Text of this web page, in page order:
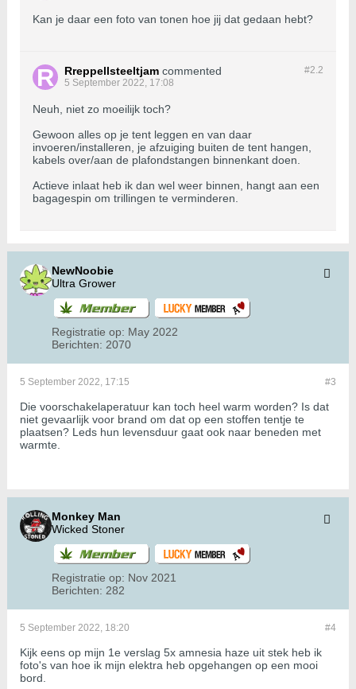
Kan je daar een foto van tonen hoe jij dat gedaan hebt?
#2.2
Rreppellsteeltjam commented
5 September 2022, 17:08
Neuh, niet zo moeilijk toch?
Gewoon alles op je tent leggen en van daar
invoeren/installeren, je afzuiging buiten de tent hangen,
kabels over/aan de plafondstangen binnenkant doen.
Actieve inlaat heb ik dan wel weer binnen, hangt aan een
bagagespin om trillingen te verminderen.
NewNoobie
Ultra Grower
Registratie op: May 2022
Berichten: 2070
#3
5 September 2022, 17:15
Die voorschakelaperatuur kan toch heel warm worden? Is dat
niet gevaarlijk voor brand om dat op een stoffen tentje te
plaatsen? Leds hun levensduur gaat ook naar beneden met
warmte.
Monkey Man
Wicked Stoner
Registratie op: Nov 2021
Berichten: 282
#4
5 September 2022, 18:20
Kijk eens op mijn 1e verslag 5x amnesia haze uit stek heb ik
foto's van hoe ik mijn elektra heb opgehangen op een mooi
bord.